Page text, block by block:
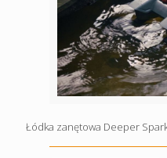
Łódka zanętowa Deeper